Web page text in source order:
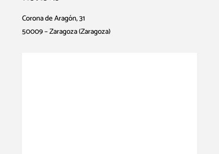
Corona de Aragón, 31
50009 – Zaragoza (Zaragoza)